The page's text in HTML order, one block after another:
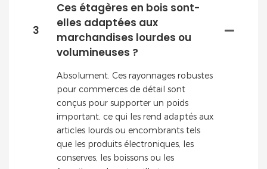
3
Ces étagères en bois sont-
elles adaptées aux
marchandises lourdes ou
volumineuses ?
Absolument. Ces rayonnages robustes
pour commerces de détail sont
conçus pour supporter un poids
important, ce qui les rend adaptés aux
articles lourds ou encombrants tels
que les produits électroniques, les
conserves, les boissons ou les